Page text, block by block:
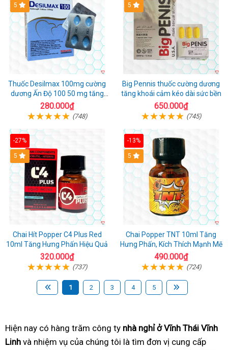
5
Thuốc Desilmax 100mg cường
dương Ấn Độ 100 50 mg tăng
sinh lý tốt nhất
280.000₫
(748)
5
Big Pennis thuốc cường dương
tăng khoái cảm kéo dài sức bền
650.000₫
(745)
-27%
5
Chai Hít Popper C4 Plus Red
10ml Tăng Hưng Phấn Hiệu Quả
320.000₫
(737)
-13%
5
Chai Popper TNT 10ml Tăng
Hưng Phấn, Kích Thích Mạnh Mẽ
490.000₫
(724)
1 2 3 4 5
Hiện nay có hàng trăm an
toàn
công ty nhà nghỉ ở Vĩnh Thái Vĩnh
Linh tốt
và nhiệm vụ của chúng tôi chuyên
là tìm đơn vị cung cấp